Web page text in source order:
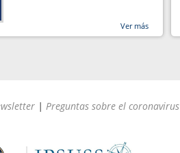
Ver más
| Preguntas sobre el coronavirus